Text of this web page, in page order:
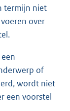
termijn niet
over
of
wordt niet
een voorstel